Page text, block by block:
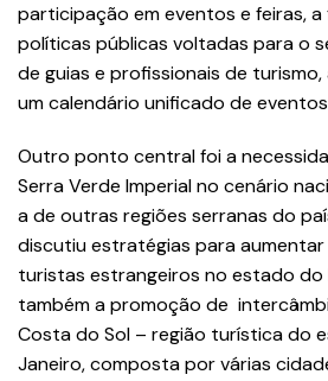
participação em eventos e feiras,
políticas públicas voltadas para o
de guias e profissionais de
um calendário unificado de
Outro ponto central foi a
Serra Verde Imperial no cenário
a de outras regiões serranas do
discutiu estratégias para
turistas estrangeiros no estado do
também a promoção de
Costa do Sol – região turística do
Janeiro, composta por várias